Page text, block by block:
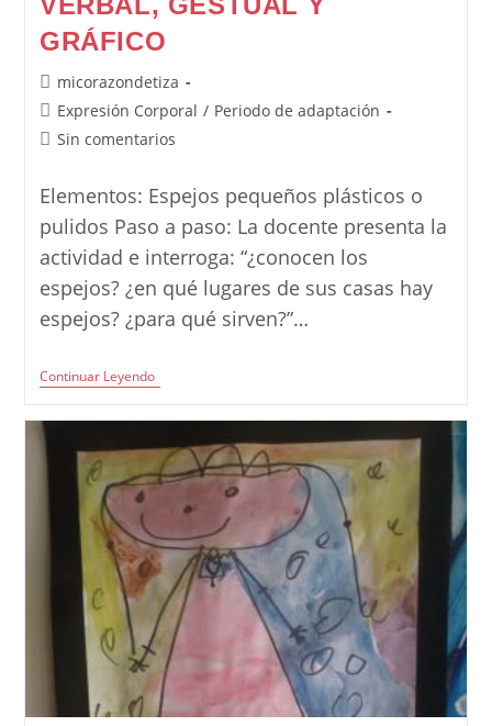
GRÁFICO
Autor
de
entrada:
micorazondetiza
Categoría
de
Expresión Corporal / Periodo de adaptación
Comentarios
entrada:
Sin comentarios
Elementos: Espejos pequeños plásticos o
pulidos Paso a paso: La docente presenta la
actividad e interroga: “¿conocen los
espejos? ¿en qué lugares de sus casas hay
espejos? ¿para qué sirven?”…
Continuar LeyendoActividad:
Expresión
Verbal,
Gestual
Y